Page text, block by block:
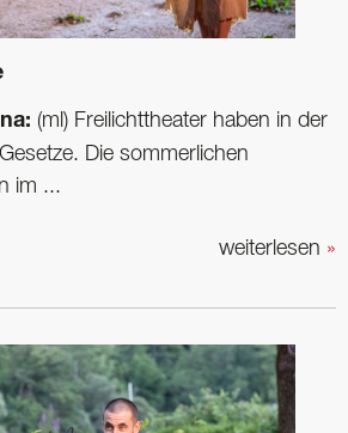
(ml) Freilichttheater haben in der
Die sommerlichen
im ...
weiterlesen »